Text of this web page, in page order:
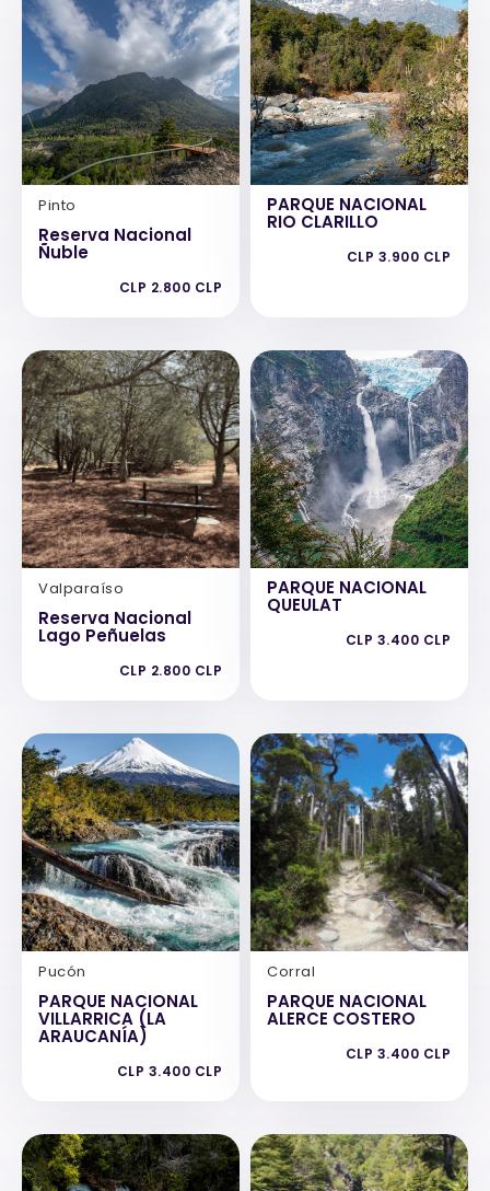
Pinto
Reserva Nacional
Ñuble
CLP 2.800 CLP
PARQUE NACIONAL
RIO CLARILLO
CLP 3.900 CLP
Valparaíso
Reserva Nacional
Lago Peñuelas
CLP 2.800 CLP
PARQUE NACIONAL
QUEULAT
CLP 3.400 CLP
Pucón
PARQUE NACIONAL
VILLARRICA (LA
ARAUCANÍA)
CLP 3.400 CLP
Corral
PARQUE NACIONAL
ALERCE COSTERO
CLP 3.400 CLP